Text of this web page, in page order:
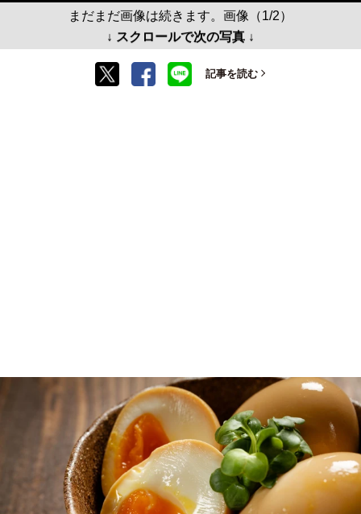
まだまだ画像は続きます。画像（1/2）
↓ スクロールで次の写真 ↓
記事を読む